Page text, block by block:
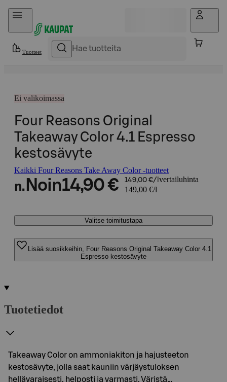
Hyppää sisältöön
Tuotteet
Ei valikoimassa
Four Reasons Original
Takeaway Color 4.1 Espresso
kestosävyte
Kaikki Four Reasons Take Away Color -tuotteet
n. Noin14,90 € 149,00 €/l vertailuhinta
149,00 €/l
Valitse toimitustapa
Lisää suosikkeihin, Four Reasons Original Takeaway Color 4.1
Espresso kestosävyte
Tuotetiedot
Takeaway Color on ammoniakiton ja hajusteeton
kestosävyte, jolla saat kauniin värjäystuloksen
hellävaraisesti, helposti ja varmasti. Väristä…